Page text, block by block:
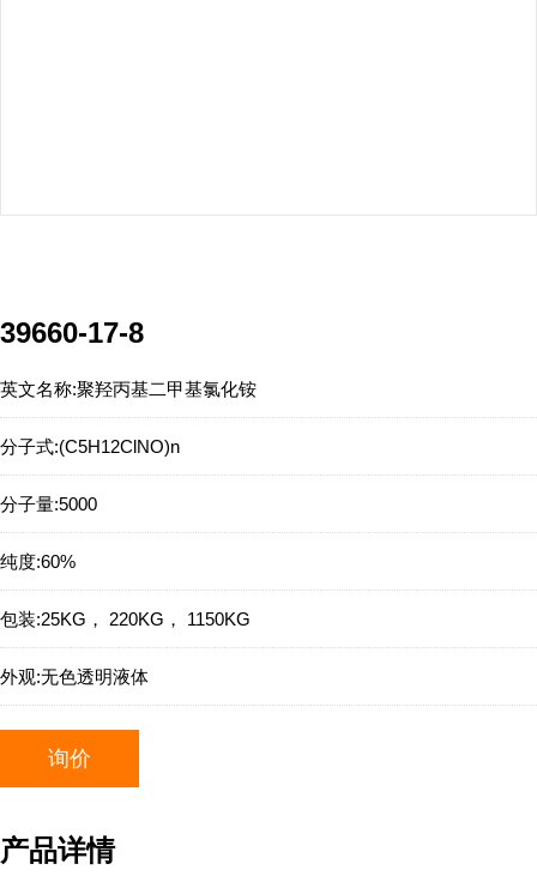
39660-17-8
英文名称:聚羟丙基二甲基氯化铵
分子式:(C5H12ClNO)n
分子量:5000
纯度:60%
包装:25KG， 220KG， 1150KG
外观:无色透明液体
询价
产品详情